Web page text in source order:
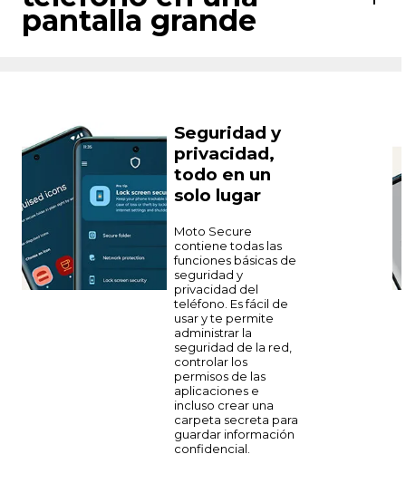
pantalla grande
Seguridad y
privacidad,
todo en un
solo lugar
Moto Secure
contiene todas las
funciones básicas de
seguridad y
privacidad del
teléfono. Es fácil de
usar y te permite
administrar la
seguridad de la red,
controlar los
permisos de las
aplicaciones e
incluso crear una
carpeta secreta para
guardar información
confidencial.